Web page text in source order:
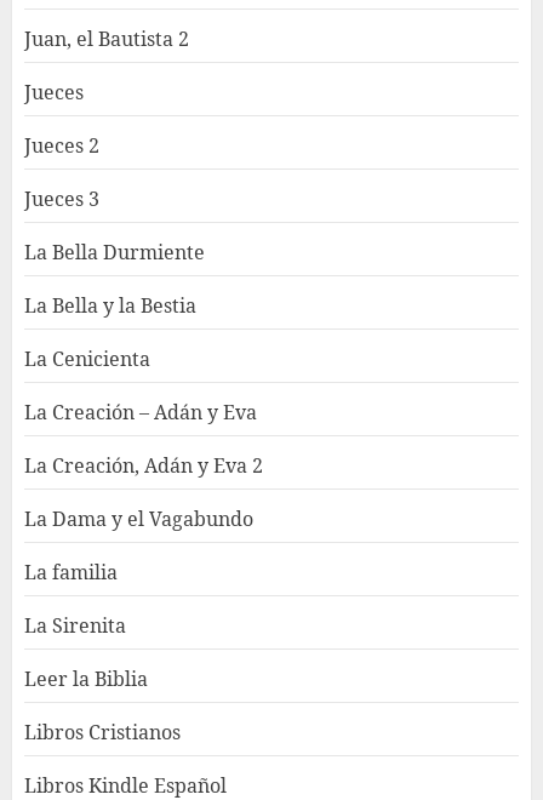
Juan, el Bautista 2
Jueces
Jueces 2
Jueces 3
La Bella Durmiente
La Bella y la Bestia
La Cenicienta
La Creación – Adán y Eva
La Creación, Adán y Eva 2
La Dama y el Vagabundo
La familia
La Sirenita
Leer la Biblia
Libros Cristianos
Libros Kindle Español